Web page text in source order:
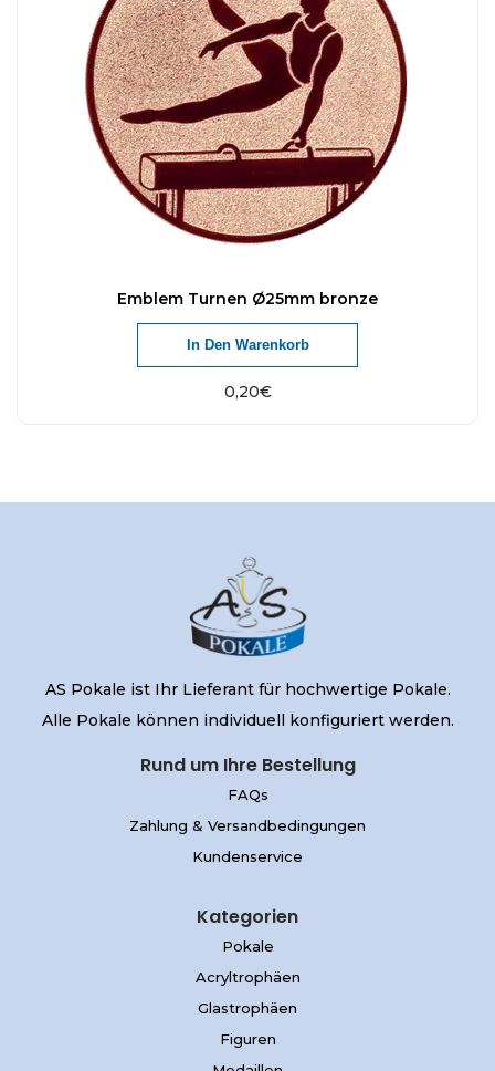
Emblem Turnen Ø25mm bronze
0,20€
In Den Warenkorb
AS Pokale ist Ihr Lieferant für hochwertige Pokale.
Alle Pokale können individuell konfiguriert werden.
Rund um Ihre Bestellung
FAQs
Zahlung & Versandbedingungen
Kundenservice
Kategorien
Pokale
Acryltrophäen
Glastrophäen
Figuren